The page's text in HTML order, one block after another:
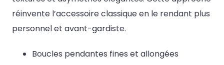
réinvente l’accessoire classique en le rendant plus
personnel et avant-gardiste.
Boucles pendantes fines et allongées